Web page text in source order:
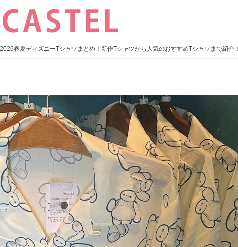
2026春夏ディズニーTシャツまとめ！新作Tシャツから人気のおすすめTシャツまで紹介！